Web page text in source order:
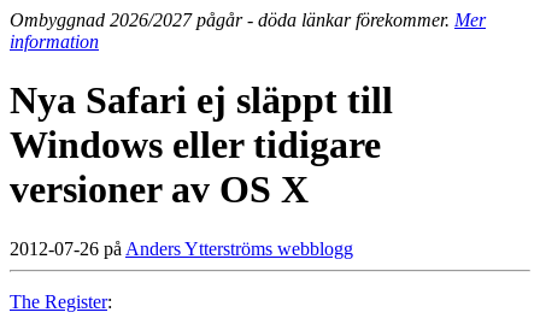
Ombyggnad 2026/2027 pågår - döda länkar förekommer. Mer
information
Nya Safari ej släppt till
Windows eller tidigare
versioner av OS X
2012-07-26 på Anders Ytterströms webblogg
The Register: